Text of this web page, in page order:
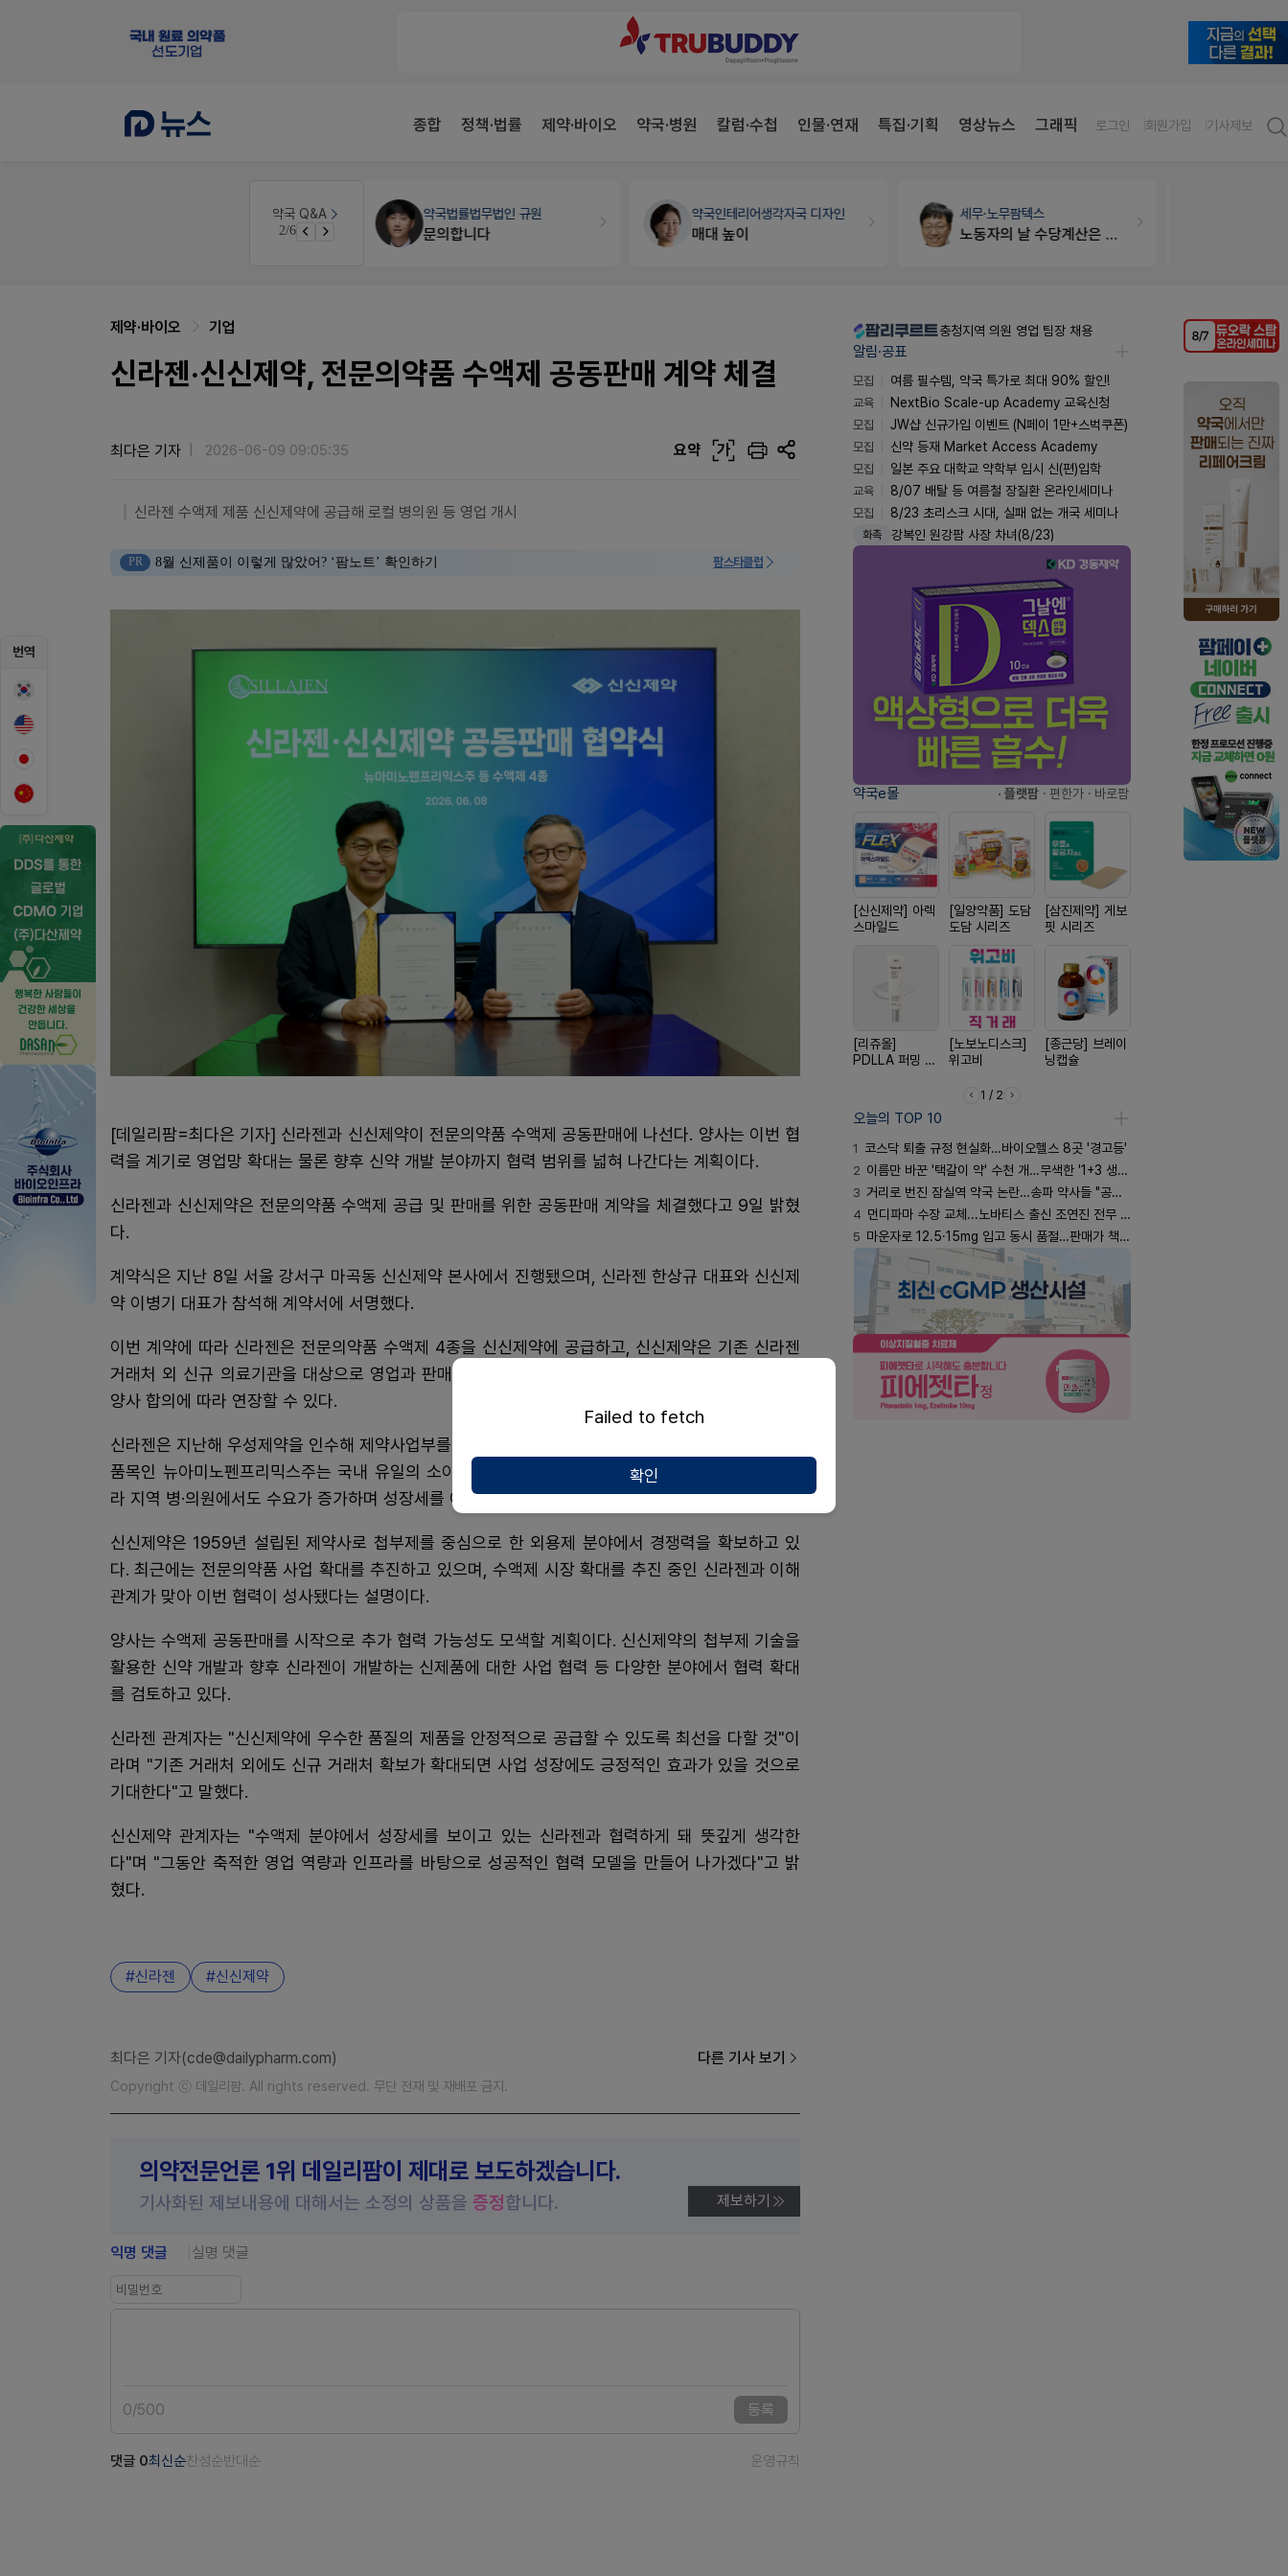
종합 정책·법률 제약·바이오 약국·병원 칼럼·수첩 인물·연재 특집·기획 영상뉴스 그래픽 로그인 회원가입 기사제보
약국 Q&A
3/6
미래 세무법인
경단녀요건중 근로스득원천징수액
약국법률법무법인 규원
문의합니다
약국인테리어생각자국 디자인
매대 높이
세무·노무팜텍스
노동자의 날 수당계산은 어떻게 되나요
번역
제약·바이오 기업
신라젠·신신제약, 전문의약품 수액제 공동판매 계약 체결
최다은 기자 2026-06-09 09:05:35 요약 가
신라젠 수액제 제품 신신제약에 공급해 로컬 병의원 등 영업 개시
PR 8월 신제품이 이렇게 많았어? ‘팜노트’ 확인하기 팜스타클럽
[데일리팜=최다은 기자] 신라젠과 신신제약이 전문의약품 수액제 공동판매에 나선다. 양사는 이번 협
력을 계기로 영업망 확대는 물론 향후 신약 개발 분야까지 협력 범위를 넓혀 나간다는 계획이다.
신라젠과 신신제약은 전문의약품 수액제 공급 및 판매를 위한 공동판매 계약을 체결했다고 9일 밝혔
다.
계약식은 지난 8일 서울 강서구 마곡동 신신제약 본사에서 진행됐으며, 신라젠 한상규 대표와 신신제
약 이병기 대표가 참석해 계약서에 서명했다.
이번 계약에 따라 신라젠은 전문의약품 수액제 4종을 신신제약에 공급하고, 신신제약은 기존 신라젠
거래처 외 신규 의료기관을 대상으로 영업과 판매 활동을 전개하게 된다. 계약 기간은 최대 5년이며
양사 합의에 따라 연장할 수 있다.
신라젠은 지난해 우성제약을 인수해 제약사업부를 출범한 이후 수액제 사업을 확대해 왔다. 특히 주력
품목인 뉴아미노펜프리믹스주는 국내 유일의 소아 적응증을 보유한 제품으로, 상급종합병원뿐 아니
라 지역 병·의원에서도 수요가 증가하며 성장세를 이어가고 있다.
신신제약은 1959년 설립된 제약사로 첩부제를 중심으로 한 외용제 분야에서 경쟁력을 확보하고 있
다. 최근에는 전문의약품 사업 확대를 추진하고 있으며, 수액제 시장 확대를 추진 중인 신라젠과 이해
관계가 맞아 이번 협력이 성사됐다는 설명이다.
양사는 수액제 공동판매를 시작으로 추가 협력 가능성도 모색할 계획이다. 신신제약의 첩부제 기술을
활용한 신약 개발과 향후 신라젠이 개발하는 신제품에 대한 사업 협력 등 다양한 분야에서 협력 확대
를 검토하고 있다.
신라젠 관계자는 "신신제약에 우수한 품질의 제품을 안정적으로 공급할 수 있도록 최선을 다할 것"이
라며 "기존 거래처 외에도 신규 거래처 확보가 확대되면 사업 성장에도 긍정적인 효과가 있을 것으로
기대한다"고 말했다.
신신제약 관계자는 "수액제 분야에서 성장세를 보이고 있는 신라젠과 협력하게 돼 뜻깊게 생각한
다"며 "그동안 축적한 영업 역량과 인프라를 바탕으로 성공적인 협력 모델을 만들어 나가겠다"고 밝
혔다.
신라젠 신신제약
최다은 기자(cde@dailypharm.com) 다른 기사 보기
Copyright ⓒ 데일리팜. All rights reserved. 무단 전재 및 재배포 금지.
의약전문언론 1위 데일리팜이 제대로 보도하겠습니다.
기사화된 제보내용에 대해서는 소정의 상품을 증정합니다. 제보하기
익명 댓글 실명 댓글
0/500 등록
댓글 0최신순찬성순반대순 운영규칙
충청지역 의원 영업 팀장 채용
알림·공표
모집
여름 필수템, 약국 특가로 최대 90% 할인!
교육
NextBio Scale-up Academy 교육신청
모집
JW샵 신규가입 이벤트 (N페이 1만+스벅쿠폰)
모집
신약 등재 Market Access Academy
모집
일본 주요 대학교 약학부 입시 신(편)입학
교육
8/07 배탈 등 여름철 장질환 온라인세미나
모집
8/23 초리스크 시대, 실패 없는 개국 세미나
화촉 강복인 원강팜 사장 차녀(8/23)
약국e몰 · 플랫팜 · 편한가 · 바로팜
[신신제약] 아렉
스마일드
[일양약품] 도담
도담 시리즈
[삼진제약] 게보
핏 시리즈
[리쥬올]
PDLLA 퍼밍 크
[노보노디스크]
위고비
[종근당] 브레이
닝캡슐
1 / 2
오늘의 TOP 10
1 코스닥 퇴출 규정 현실화…바이오헬스 8곳 '경고등'
2 이름만 바꾼 '택갈이 약' 수천 개…무색한 '1+3 생동'
3 거리로 번진 잠실역 약국 논란…송파 약사들 "공공성 훼손"
4 먼디파마 수장 교체...노바티스 출신 조연진 전무 내정
5 마운자로 12.5·15mg 입고 동시 품절…판매가 책정 고심
Failed to fetch
확인